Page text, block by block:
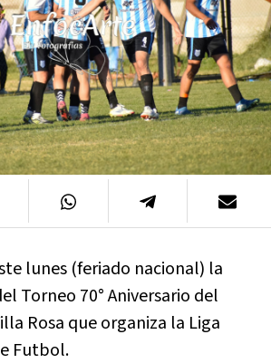
lunes (feriado nacional) la
Torneo 70° Aniversario del
Rosa que organiza la Liga
Futbol.